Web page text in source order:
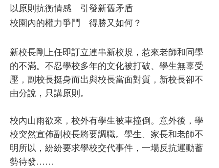
以原則抗衡情感 引發新舊矛盾
校園內的權力爭鬥 得勝又如何？
新校長剛上任即訂立連串新校規，惹來老師和同學
的不滿。不忍學校多年的文化被打破、學生無辜受
壓，副校長挺身而出與校長當面對質，新校長卻不
由分說，只講原則。
校內山雨欲來，校外有學生被車撞倒。意外後，學
校突然宣佈副校長將要調職。學生、家長和老師不
明所以，紛紛要求學校交代事件，一場反抗運動蓄
勢待發……